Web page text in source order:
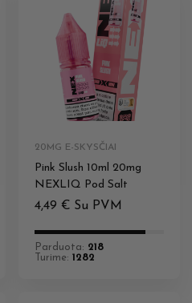
20MG E-SKYSČIAI
Pink Slush 10ml 20mg
NEXLIQ Pod Salt
4,49 € Su PVM
Parduota: 218
Turime: 1282